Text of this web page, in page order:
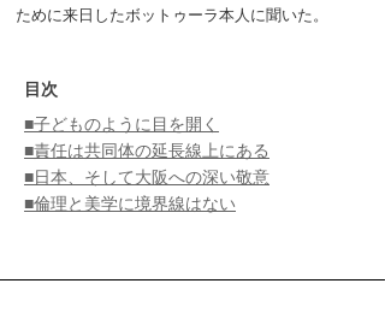
ために来日したボットゥーラ本人に聞いた。
目次
■子どものように目を開く
■責任は共同体の延長線上にある
■日本、そして大阪への深い敬意
■倫理と美学に境界線はない